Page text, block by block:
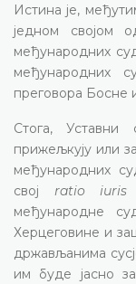
Истина је,
једном својом
међународних
међународних
преговора Босне
Стога,
прижељкују или
међународних
свој ratio iuris
међународне
Херцеговине и
држављанима
им буде јасно